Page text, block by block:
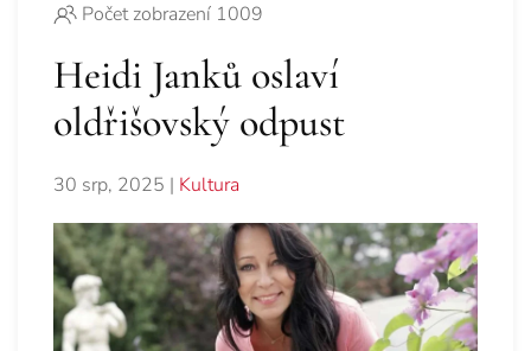
Počet zobrazení 1009
Heidi Janků oslaví
oldřišovský odpust
30 srp, 2025 | Kultura